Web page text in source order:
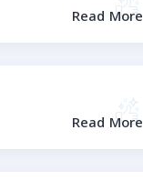
Read More
Read More